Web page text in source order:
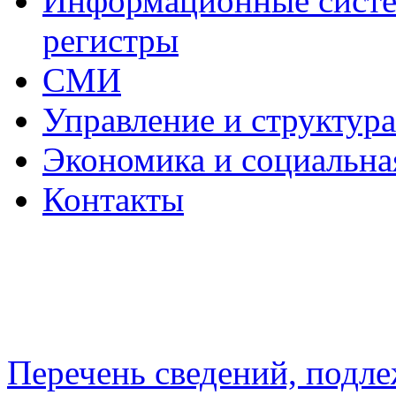
регистры
СМИ
Управление и
Экономика и
Контакты
Перечень сведений,